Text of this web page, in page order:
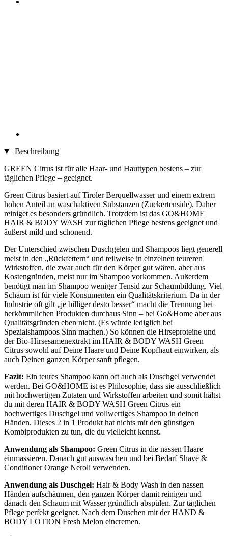
Beschreibung
GREEN Citrus ist für alle Haar- und Hauttypen bestens – zur
täglichen Pflege – geeignet.
Green Citrus basiert auf Tiroler Berquellwasser und einem extrem
hohen Anteil an waschaktiven Substanzen (Zuckertenside). Daher
reiniget es besonders gründlich. Trotzdem ist das GO&HOME
HAIR & BODY WASH zur täglichen Pflege bestens geeignet und
äußerst mild und schonend.
Der Unterschied zwischen Duschgelen und Shampoos liegt generell
meist in den „Rückfettern“ und teilweise in einzelnen teureren
Wirkstoffen, die zwar auch für den Körper gut wären, aber aus
Kostengründen, meist nur im Shampoo vorkommen. Außerdem
benötigt man im Shampoo weniger Tensid zur Schaumbildung. Viel
Schaum ist für viele Konsumenten ein Qualitätskriterium. Da in der
Industrie oft gilt „je billiger desto besser“ macht die Trennung bei
herkömmlichen Produkten durchaus Sinn – bei Go&Home aber aus
Qualitätsgründen eben nicht. (Es würde lediglich bei
Spezialshampoos Sinn machen.) So können die Hirseproteine und
der Bio-Hirsesamenextrakt im HAIR & BODY WASH Green
Citrus sowohl auf Deine Haare und Deine Kopfhaut einwirken, als
auch Deinen ganzen Körper sanft pflegen.
Fazit: Ein teures Shampoo kann oft auch als Duschgel verwendet
werden. Bei GO&HOME ist es Philosophie, dass sie ausschließlich
mit hochwertigen Zutaten und Wirkstoffen arbeiten und somit hältst
du mit deren HAIR & BODY WASH Green Citrus ein
hochwertiges Duschgel und vollwertiges Shampoo in deinen
Händen. Dieses 2 in 1 Produkt hat nichts mit den günstigen
Kombiprodukten zu tun, die du vielleicht kennst.
Anwendung als Shampoo: Green Citrus in die nassen Haare
einmassieren. Danach gut auswaschen und bei Bedarf Shave &
Conditioner Orange Neroli verwenden.
Anwendung als Duschgel: Hair & Body Wash in den nassen
Händen aufschäumen, den ganzen Körper damit reinigen und
danach den Schaum mit Wasser gründlich abspülen. Zur täglichen
Pflege perfekt geeignet. Nach dem Duschen mit der HAND &
BODY LOTION Fresh Melon eincremen.